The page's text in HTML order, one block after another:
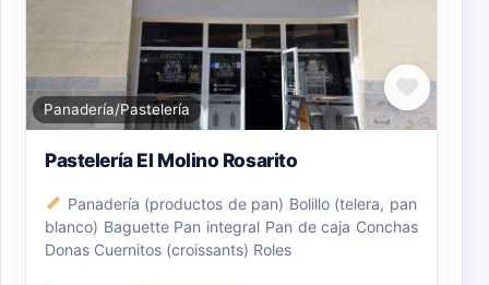
Panadería/Pastelería
Pastelería El Molino Rosarito
Panadería (productos de pan) Bolillo (telera, pan
blanco) Baguette Pan integral Pan de caja Conchas
Donas Cuernitos (croissants) Roles